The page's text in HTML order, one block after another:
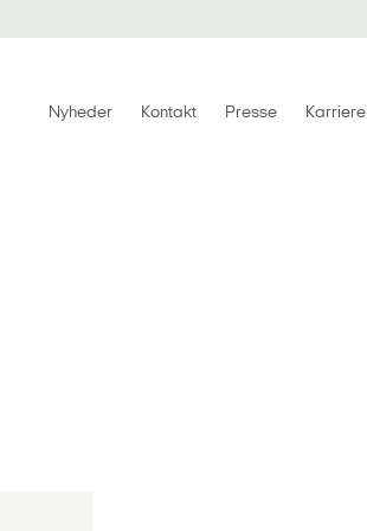
Nyheder Kontakt Presse Karriere